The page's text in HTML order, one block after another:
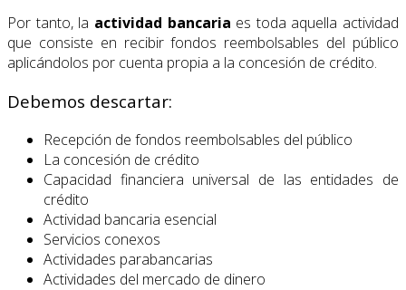
Por tanto, la actividad bancaria es toda aquella actividad
que consiste en recibir fondos reembolsables del público
aplicándolos por cuenta propia a la concesión de crédito.
Debemos descartar:
Recepción de fondos reembolsables del público
La concesión de crédito
Capacidad financiera universal de las entidades de
crédito
Actividad bancaria esencial
Servicios conexos
Actividades parabancarias
Actividades del mercado de dinero